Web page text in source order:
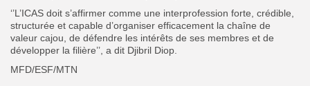
‘’L’ICAS doit s’affirmer comme une interprofession forte, crédible,
structurée et capable d’organiser efficacement la chaîne de
valeur cajou, de défendre les intérêts de ses membres et de
développer la filière’’, a dit Djibril Diop.
MFD/ESF/MTN